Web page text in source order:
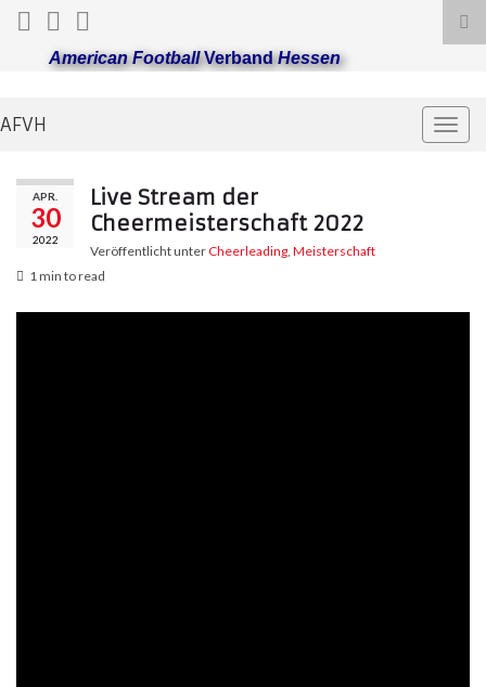
American FootballVerbandHessen
AFVH
APR.
30
2022
Live Stream der
Cheermeisterschaft 2022
Veröffentlicht unterCheerleading, Meisterschaft
1 min to read